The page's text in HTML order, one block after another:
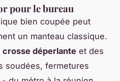
pour le bureau
bien coupée peut
un manteau classique.
crosse déperlante et des
soudées, fermetures